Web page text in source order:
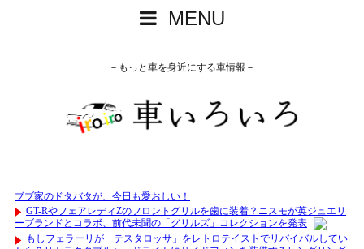
MENU
－もっと車を身近にする車情報－